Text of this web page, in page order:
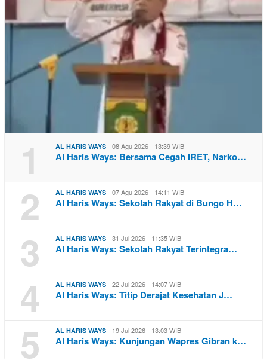
1 AL HARIS WAYS 08 Agu 2026 - 13:39 WIB
Al Haris Ways: Bersama Cegah IRET, Narko…
2 AL HARIS WAYS 07 Agu 2026 - 14:11 WIB
Al Haris Ways: Sekolah Rakyat di Bungo H…
3 AL HARIS WAYS 31 Jul 2026 - 11:35 WIB
Al Haris Ways: Sekolah Rakyat Terintegra…
4 AL HARIS WAYS 22 Jul 2026 - 14:07 WIB
Al Haris Ways: Titip Derajat Kesehatan J…
5 AL HARIS WAYS 19 Jul 2026 - 13:03 WIB
Al Haris Ways: Kunjungan Wapres Gibran k…